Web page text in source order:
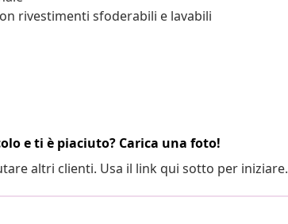
rivestimenti sfoderabili e lavabili
e ti è piaciuto? Carica una foto!
altri clienti. Usa il link qui sotto per iniziare.